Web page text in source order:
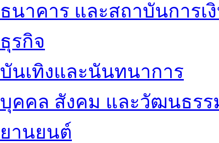
ธนาคาร และสถาบันการเ
ธุรกิจ
บันเทิงและนันทนาการ
บุคคล สังคม และวัฒนธรร
ยานยนต์